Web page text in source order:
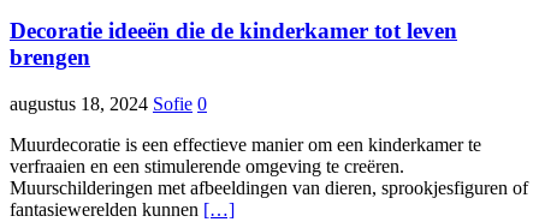
Decoratie ideeën die de kinderkamer tot leven
brengen
augustus 18, 2024 Sofie 0
Muurdecoratie is een effectieve manier om een kinderkamer te
verfraaien en een stimulerende omgeving te creëren.
Muurschilderingen met afbeeldingen van dieren, sprookjesfiguren of
fantasiewerelden kunnen […]